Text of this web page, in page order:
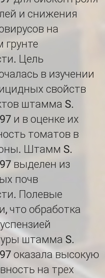
и снижения
на
грунте
Цель
в изучении
свойств
штамма S.
и в оценке их
томатов в
Штамм S.
выделен из
почв
Полевые
что обработка
штамма S.
оказала высокую
на трех